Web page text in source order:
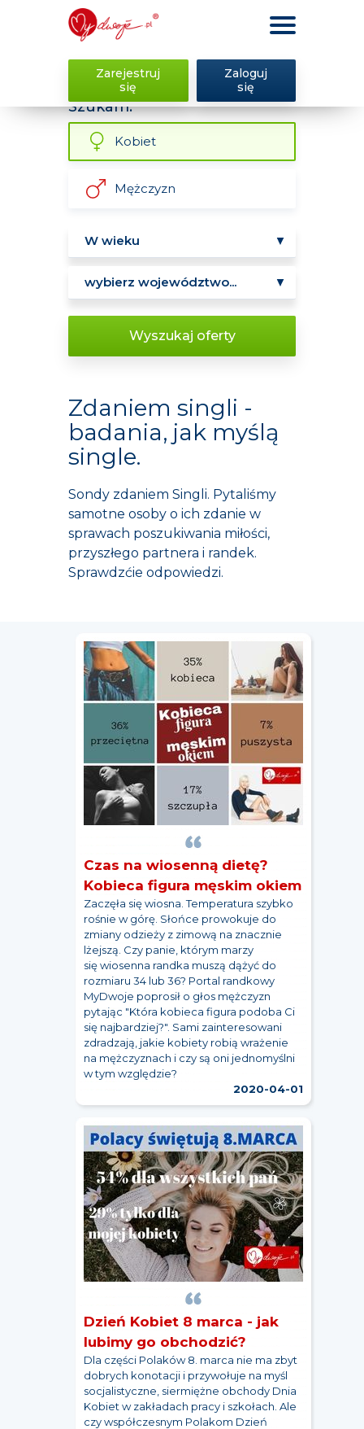
Zarejestruj
się
Zaloguj
się
Szukam:
Kobiet
Mężczyzn
Wyszukaj oferty
Zdaniem singli -
badania, jak myślą
single.
Sondy zdaniem Singli. Pytaliśmy
samotne osoby o ich zdanie w
sprawach poszukiwania miłości,
przyszłego partnera i randek.
Sprawdzćie odpowiedzi.
Czas na wiosenną dietę?
Kobieca figura męskim okiem
Zaczęła się wiosna. Temperatura szybko
rośnie w górę. Słońce prowokuje do
zmiany odzieży z zimową na znacznie
lżejszą. Czy panie, którym marzy
się wiosenna randka muszą dążyć do
rozmiaru 34 lub 36? Portal randkowy
MyDwoje poprosił o głos mężczyzn
pytając "Która kobieca figura podoba Ci
się najbardziej?". Sami zainteresowani
zdradzają, jakie kobiety robią wrażenie
na mężczyznach i czy są oni jednomyślni
w tym względzie?
2020-04-01
Dzień Kobiet 8 marca - jak
lubimy go obchodzić?
Dla części Polaków 8. marca nie ma zbyt
dobrych konotacji i przywołuje na myśl
socjalistyczne, siermiężne obchody Dnia
Kobiet w zakładach pracy i szkołach. Ale
czy współczesnym Polakom Dzień